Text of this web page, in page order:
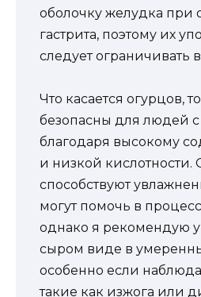
оболочку желудка при
гастрита, поэтому их
следует ограничивать
Что касается огурцов,
безопасны для людей с
благодаря высокому
и низкой кислотности.
способствуют
могут помочь в
однако я рекомендую
сыром виде в
особенно если
такие как изжога или